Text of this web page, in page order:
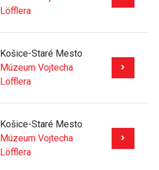
Löfflera
Košice-Staré Mesto
Múzeum Vojtecha
Löfflera
Košice-Staré Mesto
Múzeum Vojtecha
Löfflera